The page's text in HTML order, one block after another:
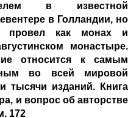
в известной
в Голландии, но
провел как монах и
монастыре.
относится к самым
во всей мировой
тысячи изданий. Книга
и вопрос об авторстве
172